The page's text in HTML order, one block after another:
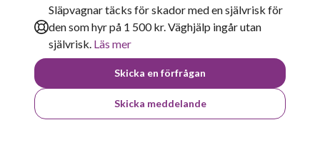
Släpvagnar täcks för skador med en självrisk för
den som hyr på 1 500 kr. Väghjälp ingår utan
självrisk. Läs mer
Skicka en förfrågan
Skicka meddelande